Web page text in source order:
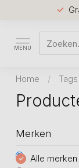
MENU
Home / Tags
Merken
Alle merken